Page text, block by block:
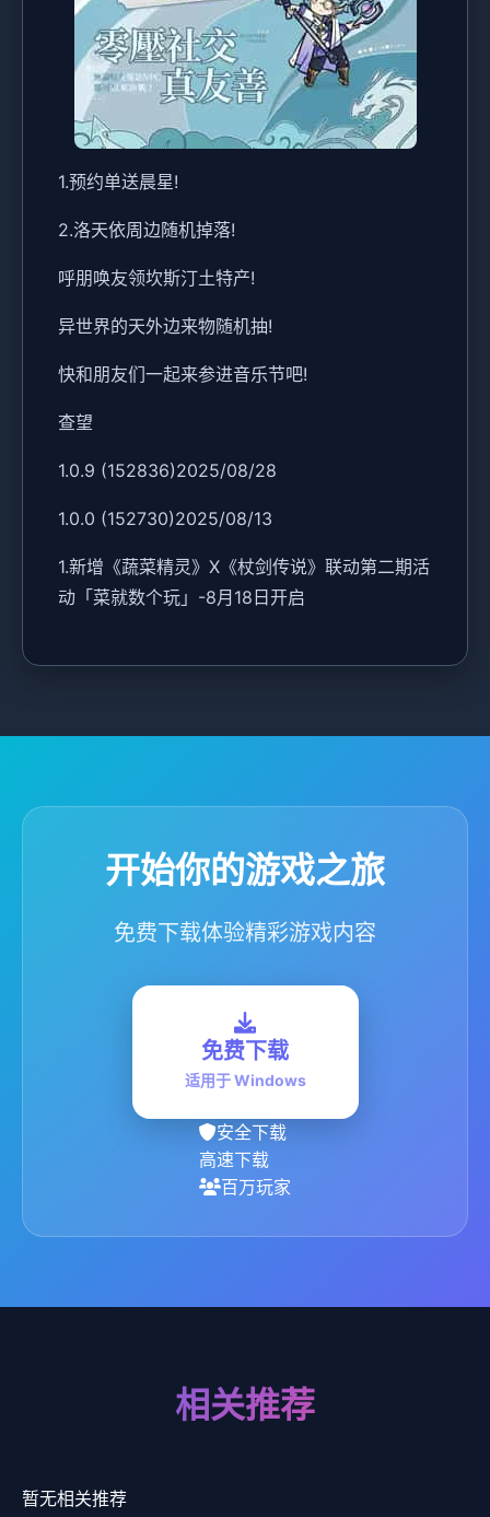
1.预约单送晨星!
2.洛天依周边随机掉落!
呼朋唤友领坎斯汀土特产!
异世界的天外边来物随机抽!
快和朋友们一起来参进音乐节吧!
查望
1.0.9 (152836)2025/08/28
1.0.0 (152730)2025/08/13
1.新增《蔬菜精灵》X《杖剑传说》联动第二期活
动「菜就数个玩」-8月18日开启
开始你的游戏之旅
免费下载体验精彩游戏内容
免费下载
适用于 Windows
安全下载
高速下载
百万玩家
相关推荐
暂无相关推荐